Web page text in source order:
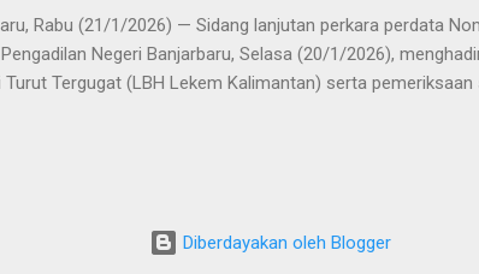
Rabu (21/1/2026) — Sidang lanjutan perkara perdata
Negeri Banjarbaru, Selasa (20/1/2026),
Turut Tergugat (LBH Lekem Kalimantan) serta pemeriksaan
Naufal, S.H., Teguh Angga Maulana, Normilawati, S.E.,
yang mengaku-ngaku sebagai Ketua dan Sekretaris LBH
Hukum Penggugat, Rita Ria Safitri, S.H., bersama Griana
Diberdayakan oleh Blogger